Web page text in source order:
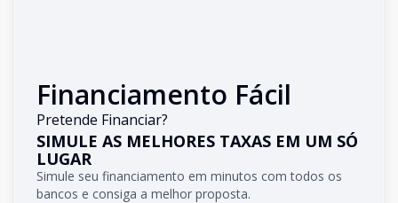
Financiamento Fácil
Pretende Financiar?
SIMULE AS MELHORES TAXAS EM UM SÓ
LUGAR
Simule seu financiamento em minutos com todos os
bancos e consiga a melhor proposta.